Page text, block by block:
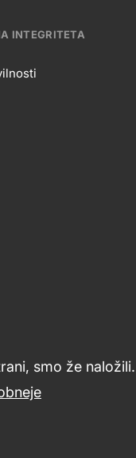
smo že naložili.
INTEGRITETA